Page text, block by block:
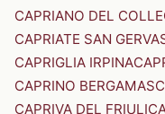
CAPRIANO DEL COLLE
CAPRIATE SAN
CAPRIGLIA IRPINA
CAPRINO
CAPRIVA DEL FRIULI